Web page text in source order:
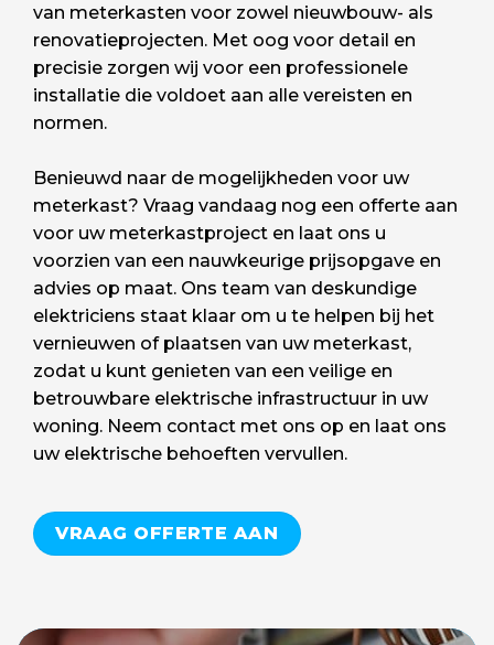
van meterkasten voor zowel nieuwbouw- als
renovatieprojecten. Met oog voor detail en
precisie zorgen wij voor een professionele
installatie die voldoet aan alle vereisten en
normen.
Benieuwd naar de mogelijkheden voor uw
meterkast? Vraag vandaag nog een offerte aan
voor uw meterkastproject en laat ons u
voorzien van een nauwkeurige prijsopgave en
advies op maat. Ons team van deskundige
elektriciens staat klaar om u te helpen bij het
vernieuwen of plaatsen van uw meterkast,
zodat u kunt genieten van een veilige en
betrouwbare elektrische infrastructuur in uw
woning. Neem contact met ons op en laat ons
uw elektrische behoeften vervullen.
VRAAG OFFERTE AAN